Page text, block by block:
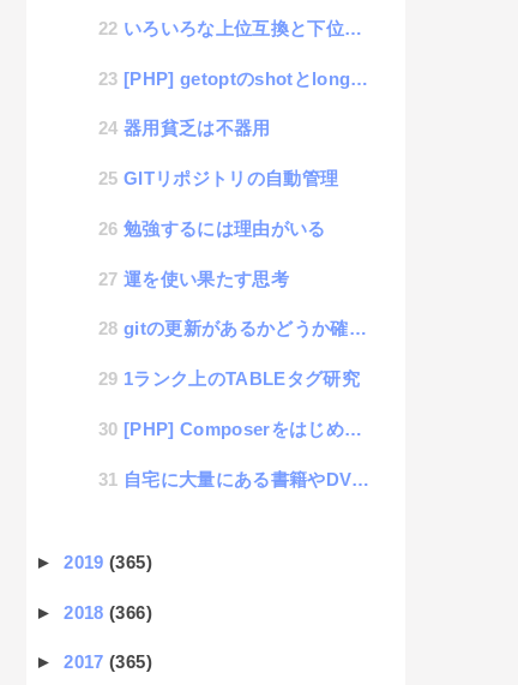
いろいろな上位互換と下位互換
[PHP] getoptのshotとlongの混在をまとめるスニペット
器用貧乏は不器用
GITリポジトリの自動管理
勉強するには理由がいる
運を使い果たす思考
gitの更新があるかどうか確認するshellスクリプト
1ランク上のTABLEタグ研究
[PHP] Composerをはじめて使って理解したメモ
自宅に大量にある書籍やDVDや音楽CDなどをデジタイズする生活
►2019(365)
►2018(366)
►2017(365)